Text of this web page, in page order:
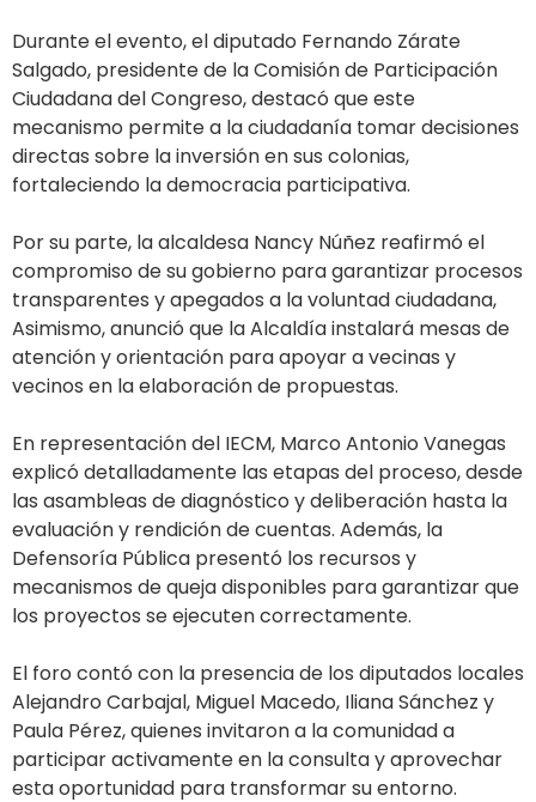
Durante el evento, el diputado Fernando Zárate
Salgado, presidente de la Comisión de Participación
Ciudadana del Congreso, destacó que este
mecanismo permite a la ciudadanía tomar decisiones
directas sobre la inversión en sus colonias,
fortaleciendo la democracia participativa.
Por su parte, la alcaldesa Nancy Núñez reafirmó el
compromiso de su gobierno para garantizar procesos
transparentes y apegados a la voluntad ciudadana,
Asimismo, anunció que la Alcaldía instalará mesas de
atención y orientación para apoyar a vecinas y
vecinos en la elaboración de propuestas.
En representación del IECM, Marco Antonio Vanegas
explicó detalladamente las etapas del proceso, desde
las asambleas de diagnóstico y deliberación hasta la
evaluación y rendición de cuentas. Además, la
Defensoría Pública presentó los recursos y
mecanismos de queja disponibles para garantizar que
los proyectos se ejecuten correctamente.
El foro contó con la presencia de los diputados locales
Alejandro Carbajal, Miguel Macedo, Iliana Sánchez y
Paula Pérez, quienes invitaron a la comunidad a
participar activamente en la consulta y aprovechar
esta oportunidad para transformar su entorno.